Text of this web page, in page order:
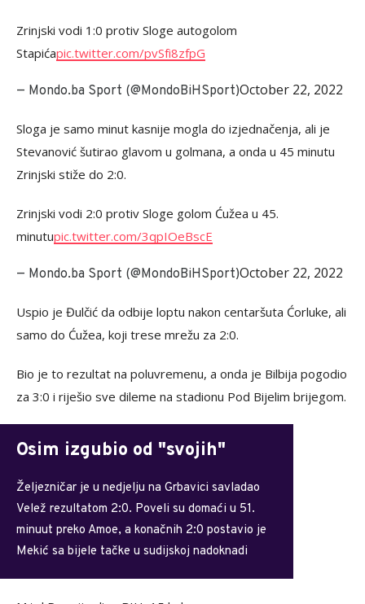
Zrinjski vodi 1:0 protiv Sloge autogolom
Stapićapic.twitter.com/pvSfi8zfpG
— Mondo.ba Sport (@MondoBiHSport)October 22, 2022
Sloga je samo minut kasnije mogla do izjednačenja, ali je
Stevanović šutirao glavom u golmana, a onda u 45 minutu
Zrinjski stiže do 2:0.
Zrinjski vodi 2:0 protiv Sloge golom Ćužea u 45.
minutupic.twitter.com/3qpIOeBscE
— Mondo.ba Sport (@MondoBiHSport)October 22, 2022
Uspio je Đulčić da odbije loptu nakon centaršuta Ćorluke, ali
samo do Ćužea, koji trese mrežu za 2:0.
Bio je to rezultat na poluvremenu, a onda je Bilbija pogodio
za 3:0 i riješio sve dileme na stadionu Pod Bijelim brijegom.
Osim izgubio od "svojih"
Željezničar je u nedjelju na Grbavici savladao
Velež rezultatom 2:0. Poveli su domaći u 51.
minuut preko Amoe, a konačnih 2:0 postavio je
Mekić sa bijele tačke u sudijskoj nadoknadi